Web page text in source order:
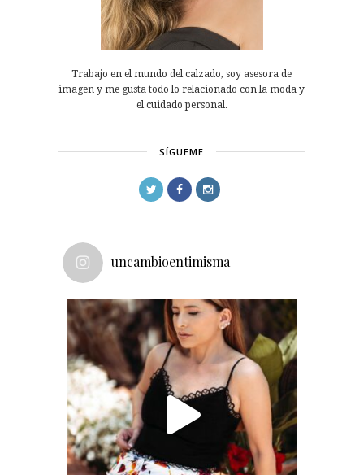
Trabajo en el mundo del calzado, soy asesora de
imagen y me gusta todo lo relacionado con la moda y
el cuidado personal.
SÍGUEME
uncambioentimisma